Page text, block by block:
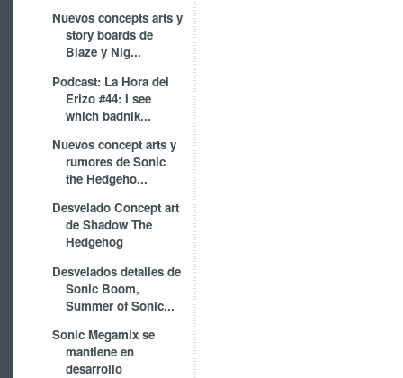
Nuevos concepts arts y
story boards de
Blaze y Nig...
Podcast: La Hora del
Erizo #44: I see
which badnik...
Nuevos concept arts y
rumores de Sonic
the Hedgeho...
Desvelado Concept art
de Shadow The
Hedgehog
Desvelados detalles de
Sonic Boom,
Summer of Sonic...
Sonic Megamix se
mantiene en
desarrollo